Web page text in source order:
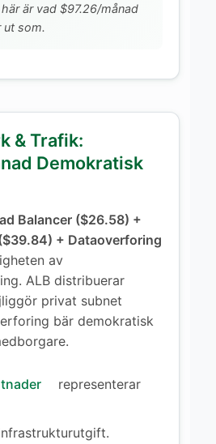
är vad $97.26/månad
ut som.
& Trafik:
Demokratisk
Balancer ($26.58) +
+ Dataoverforing
av
ALB distribuerar
privat subnet
bär demokratisk
representerar